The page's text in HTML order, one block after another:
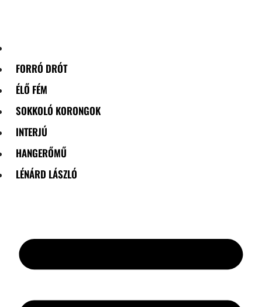
FORRÓ DRÓT
ÉLŐ FÉM
SOKKOLÓ KORONGOK
INTERJÚ
HANGERŐMŰ
LÉNÁRD LÁSZLÓ